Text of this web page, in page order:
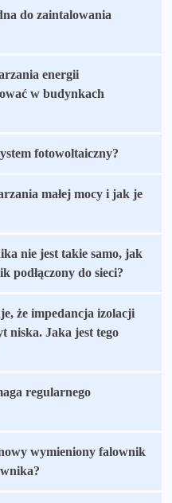
do zaintalowania
energii
w budynkach
fotowoltaiczny?
małej mocy i jak je
nie jest takie samo, jak
podłączony do sieci?
że impedancja izolacji
niska. Jaka jest tego
regularnego
wymieniony falownik